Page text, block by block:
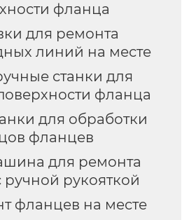
фланца
для ремонта
линий на месте
станки для
фланца
для обработки
фланцев
для ремонта
рукояткой
фланцев на месте